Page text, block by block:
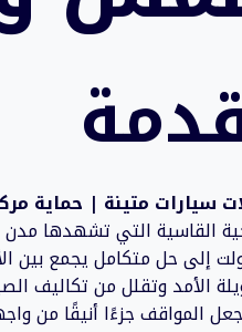
سيارات متينة | حماية
القاسية التي تشهدها
إلى حل متكامل يجمع بين
الأمد وتقلل من تكاليف
المواقف جزءًا أنيقًا من